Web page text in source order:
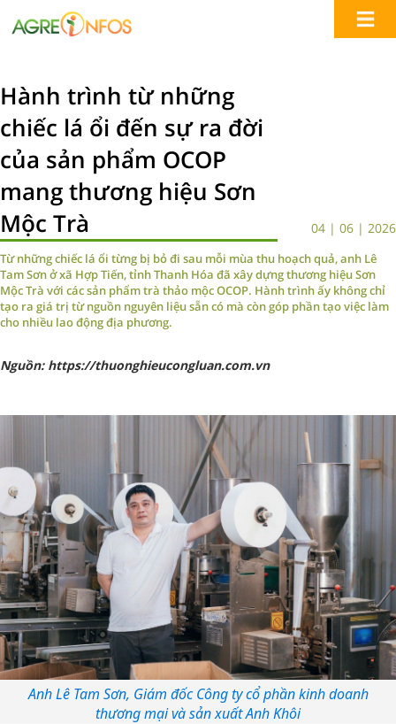
Hành trình từ những
chiếc lá ổi đến sự ra đời
của sản phẩm OCOP
mang thương hiệu Sơn
Mộc Trà
04 | 06 | 2026
Từ những chiếc lá ổi từng bị bỏ đi sau mỗi mùa thu hoạch quả, anh Lê
Tam Sơn ở xã Hợp Tiến, tỉnh Thanh Hóa đã xây dựng thương hiệu Sơn
Mộc Trà với các sản phẩm trà thảo mộc OCOP. Hành trình ấy không chỉ
tạo ra giá trị từ nguồn nguyên liệu sẵn có mà còn góp phần tạo việc làm
cho nhiều lao động địa phương.
Nguồn: https://thuonghieucongluan.com.vn
Anh Lê Tam Sơn, Giám đốc Công ty cổ phần kinh doanh
thương mại và sản xuất Anh Khôi